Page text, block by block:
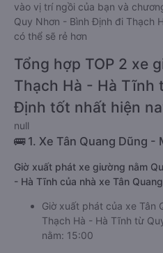
vào vị trí ngồi của bạn và
Quy Nhơn - Bình Định đi Thạch
có thể sẽ rẻ hơn
Tổng hợp TOP 2 xe
Thạch Hà - Hà Tĩnh
Định tốt nhất hiện
null
🚌 1. Xe Tân Quang Dũng -
Giờ xuất phát xe giường nằm
- Hà Tĩnh của nhà xe Tân
Giờ xuất phát của xe Tân
Thạch Hà - Hà Tĩnh từ
nằm: 15:00